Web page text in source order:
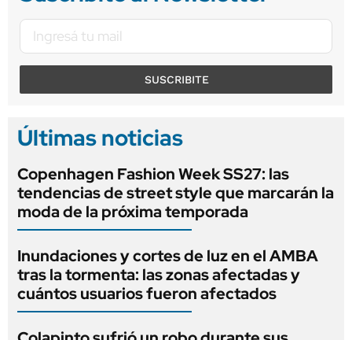
SUSCRIBITE
Últimas noticias
Copenhagen Fashion Week SS27: las
tendencias de street style que marcarán la
moda de la próxima temporada
Inundaciones y cortes de luz en el AMBA
tras la tormenta: las zonas afectadas y
cuántos usuarios fueron afectados